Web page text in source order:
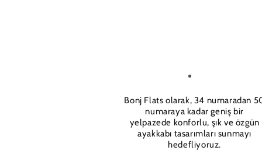
Bonj Flats olarak, 34 numaradan
numaraya kadar geniş bir
yelpazede konforlu, şık ve özgün
ayakkabı tasarımları sunmayı
hedefliyoruz.